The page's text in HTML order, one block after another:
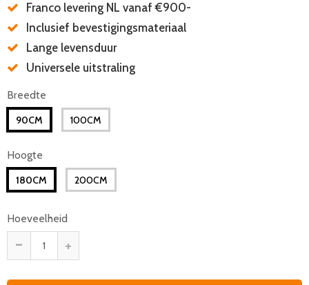
Franco levering NL vanaf €900-
Inclusief bevestigingsmateriaal
Lange levensduur
Universele uitstraling
Breedte
90CM 100CM
Hoogte
180CM 200CM
Hoeveelheid
- +